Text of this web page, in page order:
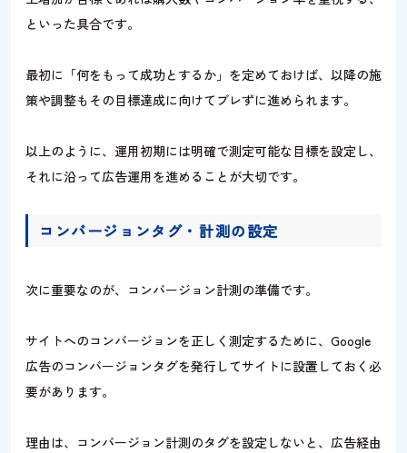
といった具合です。
最初に「何をもって成功とするか」を定めておけば、以降の施
策や調整もその目標達成に向けてブレずに進められます。
以上のように、運用初期には明確で測定可能な目標を設定し、
それに沿って広告運用を進めることが大切です。
コンバージョンタグ・計測の設定
次に重要なのが、コンバージョン計測の準備です。
サイトへのコンバージョンを正しく測定するために、Google
広告のコンバージョンタグを発行してサイトに設置しておく必
要があります。
理由は、コンバージョン計測のタグを設定しないと、広告経由